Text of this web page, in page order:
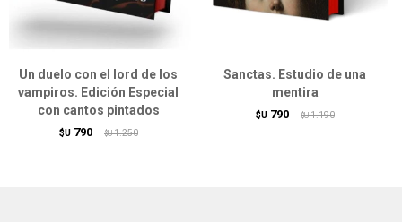
Un duelo con el lord de los
vampiros. Edición Especial
con cantos pintados
$U 790 $U 1.250
Sanctas. Estudio de una
mentira
$U 790 $U 1.190